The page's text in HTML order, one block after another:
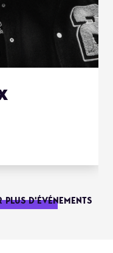
PLUS D'ÉVÉNEMENTS